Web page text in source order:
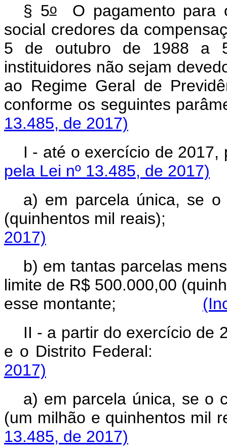
§ 5oO pagamento para
social credores da
5 de outubro de 1988 a
instituidores não sejam
ao Regime Geral de
conforme os
13.485, de 2017)
I - até o exercício de
pela Lei nº 13.485, de 2017)
a) em parcela única, se
(quinhentos mil
2017)
b) em tantas parcelas
limite de R$ 500.000,00
esse montante;
II - a partir do exercício de
e o Distrito
2017)
a) em parcela única, se o
(um milhão e
13.485, de 2017)